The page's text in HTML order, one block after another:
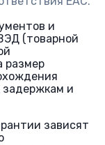
и
(товарной
размер
и
зависят